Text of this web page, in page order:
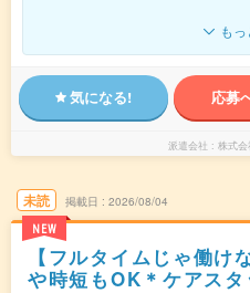
も
気になる! 応募
派遣会社 株式会
未読
NEW
掲載日 2026/08/04
【フルタイムじゃ働け
や時短もOK＊ケアスタ